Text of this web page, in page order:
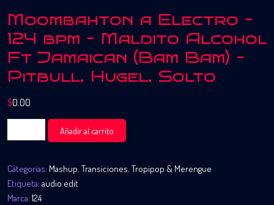
Moombahton a Electro –
124 bpm – Maldito Alcohol
Ft Jamaican (Bam Bam) –
Pitbull, Hugel, Solto
$0.00
Moombahton
a
-
124
bpm
Añadir al carrito
Categorías: Mashup, Transiciones, Tropipop & Merengue
Etiqueta: audio edit
Marca:124